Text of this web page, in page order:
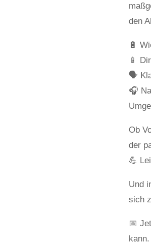
den
🔋
📱
🗣
🎧
Ob
der
💪
Und
sich
📅
kann.